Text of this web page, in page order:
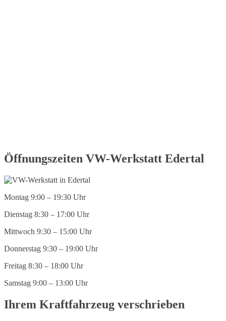
Öffnungszeiten VW-Werkstatt Edertal
Montag 9:00 – 19:30 Uhr
Dienstag 8:30 – 17:00 Uhr
Mittwoch 9:30 – 15:00 Uhr
Donnerstag 9:30 – 19:00 Uhr
Freitag 8:30 – 18:00 Uhr
Samstag 9:00 – 13:00 Uhr
Ihrem Kraftfahrzeug verschrieben